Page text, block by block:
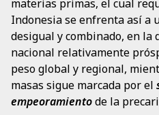
materias primas, el cual
Indonesia se enfrenta así a
desigual y combinado, en la
nacional relativamente
peso global y regional,
masas sigue marcada por el
empeoramientode la